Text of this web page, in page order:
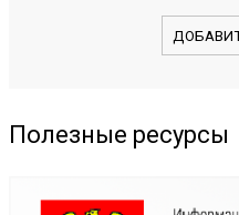
Полезные ресурсы